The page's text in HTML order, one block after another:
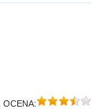
, OCENA: